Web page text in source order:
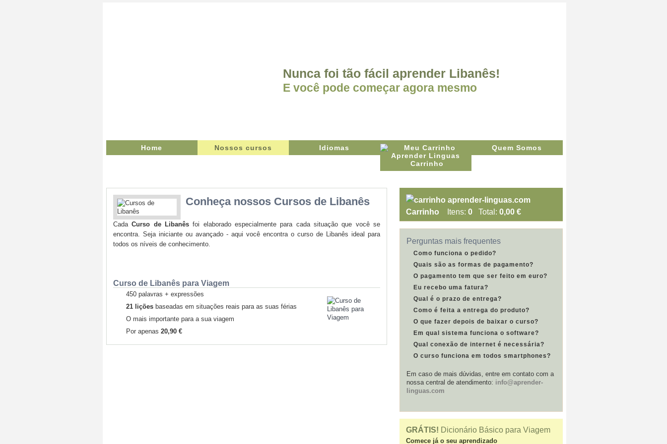
Nunca foi tão fácil aprender Libanês!
E você pode começar agora mesmo
Home Nossos cursos
Idiomas
Carrinho
Quem Somos
Conheça nossos Cursos de Libanês
CadaCurso de Libanêsfoi elaborado especialmente para cada situação que você se
encontra. Seja iniciante ou avançado - aqui você encontra o curso de Libanês ideal para
todos os níveis de conhecimento.
Curso de Libanês para Viagem
450 palavras + expressões
21 lições baseadas em situações reais para as suas férias
O mais importante para a sua viagem
Por apenas20,90 €
Carrinho Itens: 0Total: 0,00 €
Perguntas mais frequentes
Como funciona o pedido?
Quais são as formas de pagamento?
O pagamento tem que ser feito em euro?
Eu recebo uma fatura?
Qual é o prazo de entrega?
Como é feita a entrega do produto?
O que fazer depois de baixar o curso?
Em qual sistema funciona o software?
Qual conexão de internet é necessária?
O curso funciona em todos smartphones?
Em caso de mais dúvidas, entre em contato com a
nossa central de atendimento: info@aprender-
linguas.com
GRÁTIS! Dicionário Básico para Viagem
Comece já o seu aprendizado